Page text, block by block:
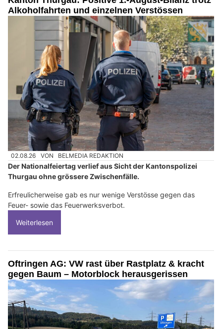
Alkoholfahrten und einzelnen Verstössen
02.08.26 VON BELMEDIA REDAKTION
Der Nationalfeiertag verlief aus Sicht der Kantonspolizei
Thurgau ohne grössere Zwischenfälle.
Erfreulicherweise gab es nur wenige Verstösse gegen das
Feuer- sowie das Feuerwerksverbot.
Weiterlesen
Oftringen AG: VW rast über Rastplatz & kracht
gegen Baum – Motorblock herausgerissen